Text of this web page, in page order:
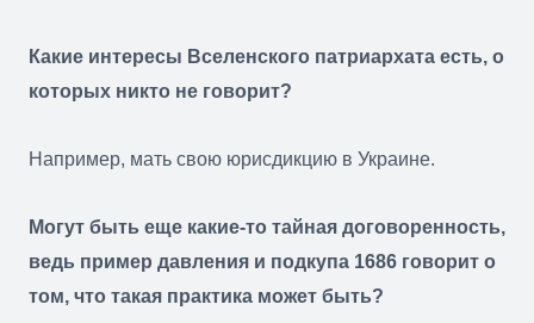
Какие интересы Вселенского патриархата есть, о
которых никто не говорит?
Например, мать свою юрисдикцию в Украине.
Могут быть еще какие-то тайная договоренность,
ведь пример давления и подкупа 1686 говорит о
том, что такая практика может быть?